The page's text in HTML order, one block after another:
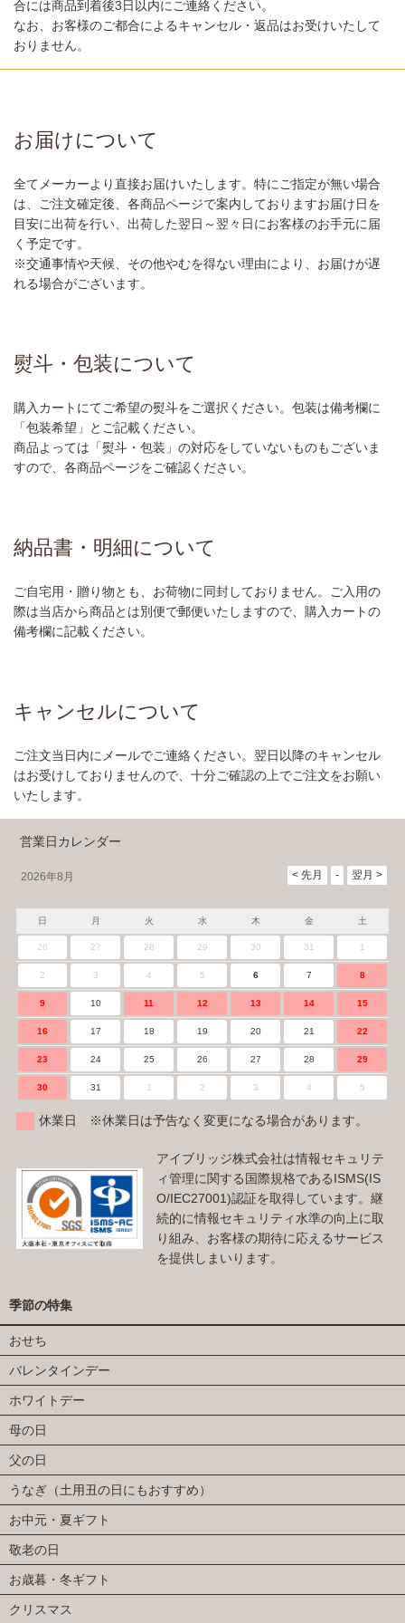
合には商品到着後3日以内にご連絡ください。
なお、お客様のご都合によるキャンセル・返品はお受けいたして
おりません。
お届けについて
全てメーカーより直接お届けいたします。特にご指定が無い場合
は、ご注文確定後、各商品ページで案内しておりますお届け日を
目安に出荷を行い、出荷した翌日～翌々日にお客様のお手元に届
く予定です。
※交通事情や天候、その他やむを得ない理由により、お届けが遅
れる場合がございます。
熨斗・包装について
購入カートにてご希望の熨斗をご選択ください。包装は備考欄に
「包装希望」とご記載ください。
商品よっては「熨斗・包装」の対応をしていないものもございま
すので、各商品ページをご確認ください。
納品書・明細について
ご自宅用・贈り物とも、お荷物に同封しておりません。ご入用の
際は当店から商品とは別便で郵便いたしますので、購入カートの
備考欄に記載ください。
キャンセルについて
ご注文当日内にメールでご連絡ください。翌日以降のキャンセル
はお受けしておりませんので、十分ご確認の上でご注文をお願い
いたします。
営業日カレンダー
2026年8月
日 月 火 水 木 金 土
26 27 28 29 30 31 1
2 3 4 5 6 7 8
9 10 11 12 13 14 15
16 17 18 19 20 21 22
23 24 25 26 27 28 29
30 31 1 2 3 4 5
休業日 ※休業日は予告なく変更になる場合があります。
アイブリッジ株式会社は情報セキュリテ
ィ管理に関する国際規格であるISMS(IS
O/IEC27001)認証を取得しています。継
続的に情報セキュリティ水準の向上に取
り組み、お客様の期待に応えるサービス
を提供しまいります。
季節の特集
おせち
バレンタインデー
ホワイトデー
母の日
父の日
うなぎ（土用丑の日にもおすすめ）
お中元・夏ギフト
敬老の日
お歳暮・冬ギフト
クリスマス